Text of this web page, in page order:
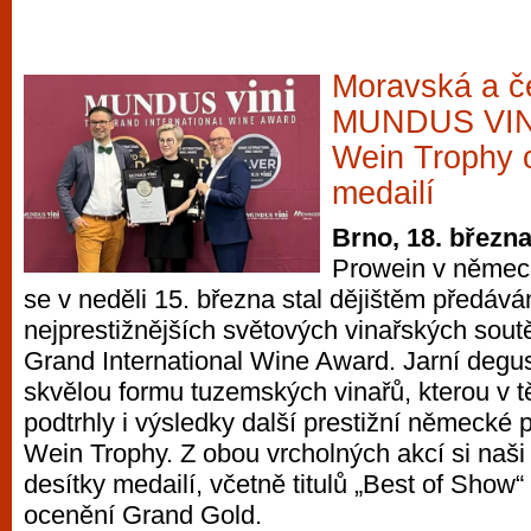
Moravská a
MUNDUS
Wein Trophy
medailí
Brno, 18.
Prowein v
se v neděli 15. března stal dějištěm
nejprestižnějších světových vinařských
Grand International Wine Award. Jarní
skvělou formu tuzemských vinařů, kterou v
podtrhly i výsledky další prestižní německé
Wein Trophy. Z obou vrcholných akcí si
desítky medailí, včetně titulů „Best of
ocenění Grand Gold.